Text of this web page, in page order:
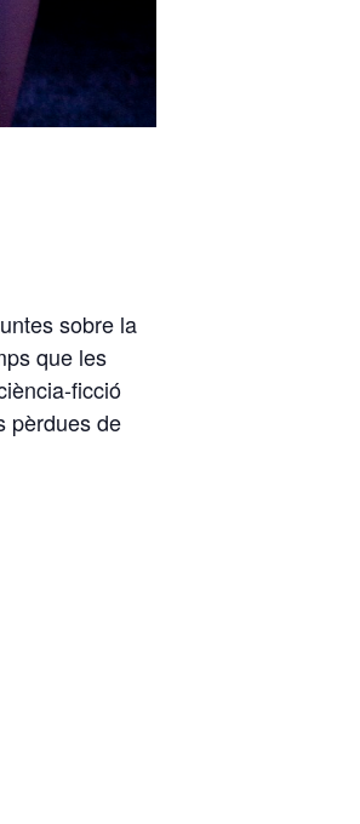
sobre la
que les
ficció
pèrdues de